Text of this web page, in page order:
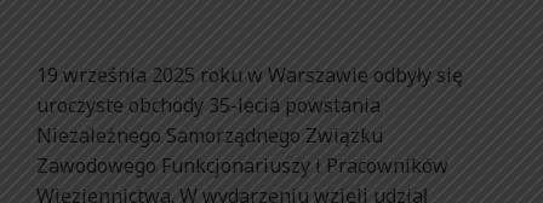
19 września 2025 roku w Warszawie odbyły się
uroczyste obchody 35-lecia powstania
Niezależnego Samorządnego Związku
Zawodowego Funkcjonariuszy i Pracowników
Więziennictwa. W wydarzeniu wzięli udział